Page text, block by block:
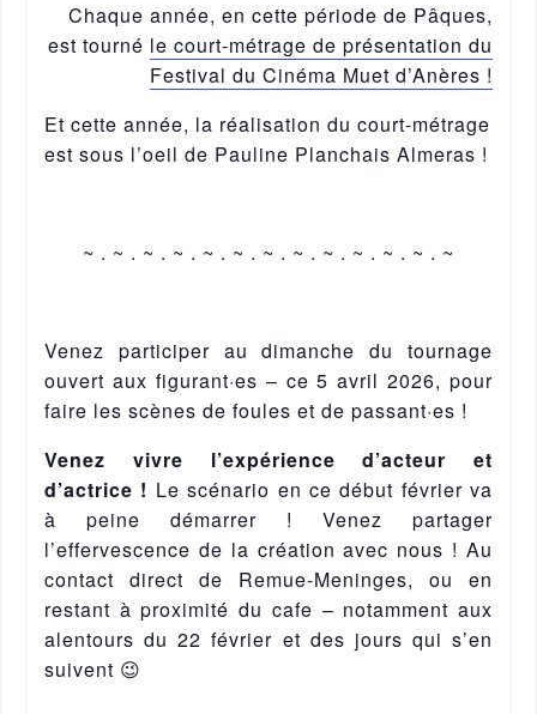
Chaque année, en cette période de Pâques,
est tourné le court-métrage de présentation du
Festival du Cinéma Muet d’Anères !
Et cette année, la réalisation du court-métrage
est sous l’oeil de Pauline Planchais Almeras !
~ . ~ . ~ . ~ . ~ . ~ . ~ . ~ . ~ . ~ . ~ . ~ . ~
Venez participer au dimanche du tournage
ouvert aux figurant·es – ce 5 avril 2026, pour
faire les scènes de foules et de passant·es !
Venez vivre l’expérience d’acteur et
d’actrice ! Le scénario en ce début février va
à peine démarrer ! Venez partager
l’effervescence de la création avec nous ! Au
contact direct de Remue-Meninges, ou en
restant à proximité du cafe – notamment aux
alentours du 22 février et des jours qui s’en
suivent 😉